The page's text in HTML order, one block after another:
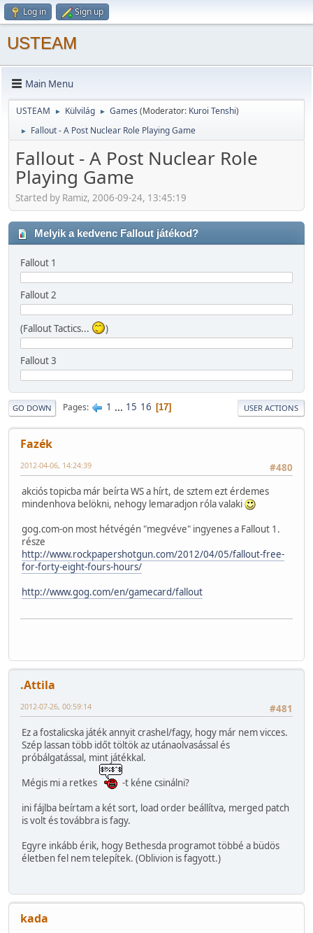
Log in Sign up
USTEAM
Main Menu
USTEAM ► Külvilág ► Games (Moderator: Kuroi Tenshi)
► Fallout - A Post Nuclear Role Playing Game
Fallout - A Post Nuclear Role
Playing Game
Started by Ramiz, 2006-09-24, 13:45:19
Melyik a kedvenc Fallout játékod?
Fallout 1
Fallout 2
(Fallout Tactics... )
Fallout 3
GO DOWN Pages 1 ... 15 16 17 USER ACTIONS
Fazék
#480
2012-04-06, 14:24:39
akciós topicba már beírta WS a hírt, de sztem ezt érdemes
mindenhova belökni, nehogy lemaradjon róla valaki
gog.com-on most hétvégén "megvéve" ingyenes a Fallout 1.
része
http://www.rockpapershotgun.com/2012/04/05/fallout-free-
for-forty-eight-fours-hours/
http://www.gog.com/en/gamecard/fallout
.Attila
#481
2012-07-26, 00:59:14
Ez a fostalicska játék annyit crashel/fagy, hogy már nem vicces.
Szép lassan több időt töltök az utánaolvasással és
próbálgatással, mint játékkal.
Mégis mi a retkes
-t kéne csinálni?
ini fájlba beírtam a két sort, load order beállítva, merged patch
is volt és továbbra is fagy.
Egyre inkább érik, hogy Bethesda programot többé a büdös
életben fel nem telepítek. (Oblivion is fagyott.)
kada